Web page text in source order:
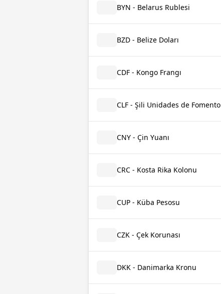
BYN - Belarus Rublesi
BZD - Belize Doları
CDF - Kongo Frangı
CLF - Şili Unidades de Fomento
CNY - Çin Yuanı
CRC - Kosta Rika Kolonu
CUP - Küba Pesosu
CZK - Çek Korunası
DKK - Danimarka Kronu